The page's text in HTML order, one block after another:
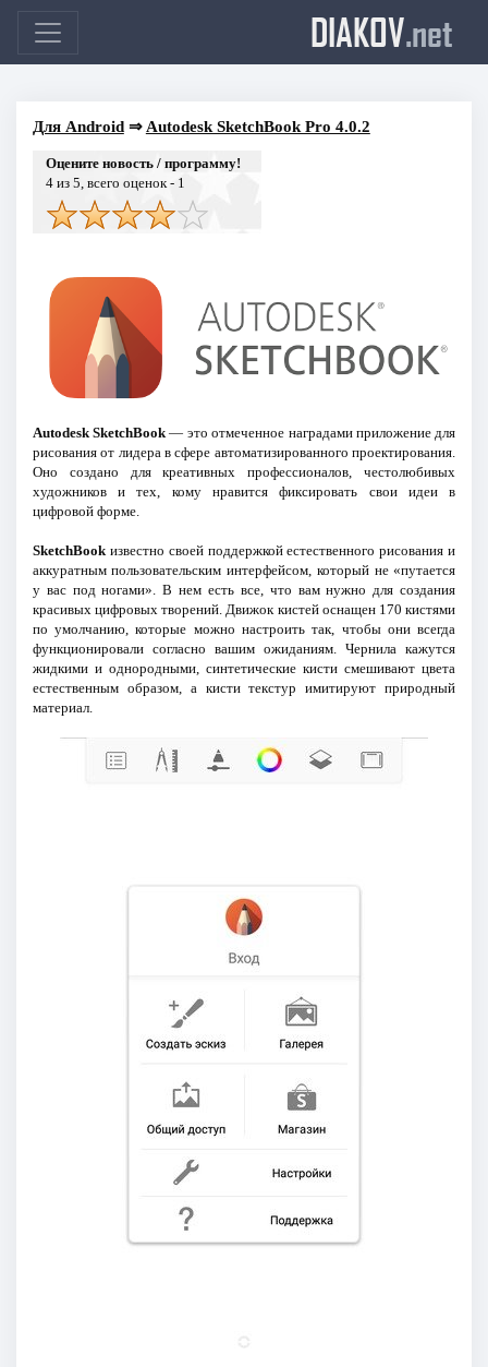
DIAKOV.net
Для Android⇒ Autodesk SketchBook Pro 4.0.2
Оцените новость / программу!
4из 5, всего оценок - 1
Autodesk SketchBook — это отмеченное наградами приложение для
рисования от лидера в сфере автоматизированного проектирования.
Оно создано для креативных профессионалов, честолюбивых
художников и тех, кому нравится фиксировать свои идеи в
цифровой форме.
SketchBookизвестно своей поддержкой естественного рисования и
аккуратным пользовательским интерфейсом, который не «путается
у вас под ногами». В нем есть все, что вам нужно для создания
красивых цифровых творений. Движок кистей оснащен 170 кистями
по умолчанию, которые можно настроить так, чтобы они всегда
функционировали согласно вашим ожиданиям. Чернила кажутся
жидкими и однородными, синтетические кисти смешивают цвета
естественным образом, а кисти текстур имитируют природный
материал.